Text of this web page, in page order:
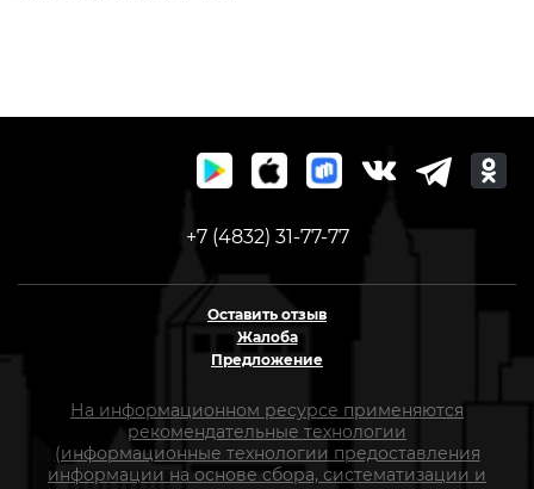
+7 (4832) 31-77-77
Оставить отзыв
Жалоба
Предложение
На информационном ресурсе применяются
рекомендательные технологии
(информационные технологии предоставления
информации на основе сбора, систематизации и